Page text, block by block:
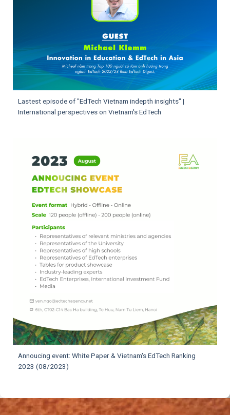
Lastest episode of "EdTech Vietnam indepth insights" |
International perspectives on Vietnam's EdTech
Annoucing event: White Paper & Vietnam's EdTech Ranking
2023 (08/2023)